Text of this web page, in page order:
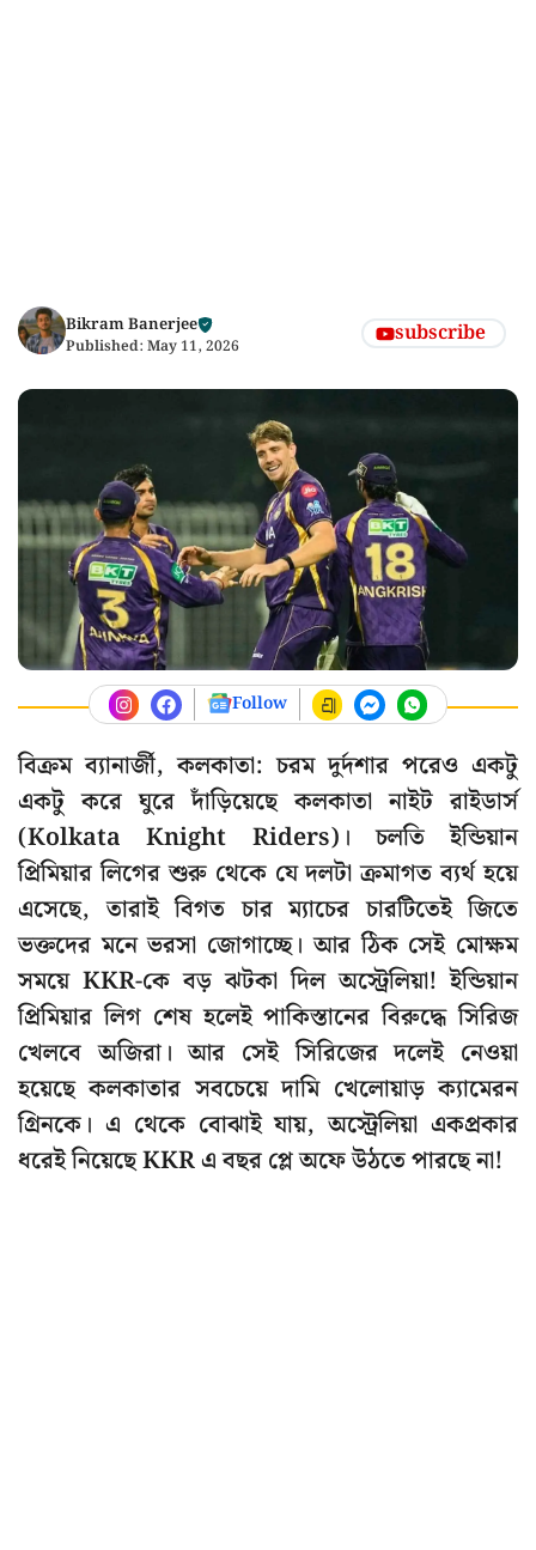
Bikram Banerjee
Published: May 11, 2026 subscribe
Follow
বিক্রম ব্যানার্জী, কলকাতা: চরম দুর্দশার পরেও একটু
একটু করে ঘুরে দাঁড়িয়েছে কলকাতা নাইট রাইডার্স
(Kolkata Knight Riders)। চলতি ইন্ডিয়ান
প্রিমিয়ার লিগের শুরু থেকে যে দলটা ক্রমাগত ব্যর্থ হয়ে
এসেছে, তারাই বিগত চার ম্যাচের চারটিতেই জিতে
ভক্তদের মনে ভরসা জোগাচ্ছে। আর ঠিক সেই মোক্ষম
সময়ে KKR-কে বড় ঝটকা দিল অস্ট্রেলিয়া! ইন্ডিয়ান
প্রিমিয়ার লিগ শেষ হলেই পাকিস্তানের বিরুদ্ধে সিরিজ
খেলবে অজিরা। আর সেই সিরিজের দলেই নেওয়া
হয়েছে কলকাতার সবচেয়ে দামি খেলোয়াড় ক্যামেরন
গ্রিনকে। এ থেকে বোঝাই যায়, অস্ট্রেলিয়া একপ্রকার
ধরেই নিয়েছে KKR এ বছর প্লে অফে উঠতে পারছে না!